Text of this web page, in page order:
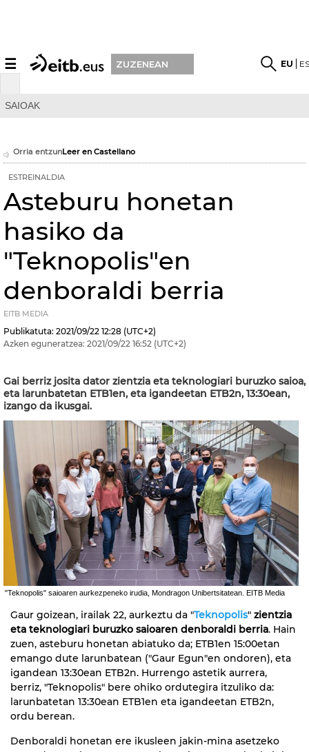
☰ ZUZENEAN EU
SAIOAK
Orria entzunLeer en Castellano
ESTREINALDIA
Asteburu honetan
hasiko da
"Teknopolis"en
denboraldi berria
EITB MEDIA
Publikatuta: 2021/09/22 12:28 (UTC+2)
Azken eguneratzea: 2021/09/22 16:52 (UTC+2)
Gai berriz josita dator zientzia eta teknologiari buruzko saioa,
eta larunbatetan ETB1en, eta igandeetan ETB2n, 13:30ean,
izango da ikusgai.
"Teknopolis" saioaren aurkezpeneko irudia, Mondragon Unibertsitatean. EITB Media
Gaur goizean, irailak 22, aurkeztu da "Teknopolis" zientzia
eta teknologiari buruzko saioaren denboraldi berria. Hain
zuen, asteburu honetan abiatuko da; ETB1en 15:00etan
emango dute larunbatean ("Gaur Egun"en ondoren), eta
igandean 13:30ean ETB2n. Hurrengo astetik aurrera,
berriz, "Teknopolis" bere ohiko ordutegira itzuliko da:
larunbatetan 13:30ean ETB1en eta igandeetan ETB2n,
ordu berean.
Denboraldi honetan ere ikusleen jakin-mina asetzeko